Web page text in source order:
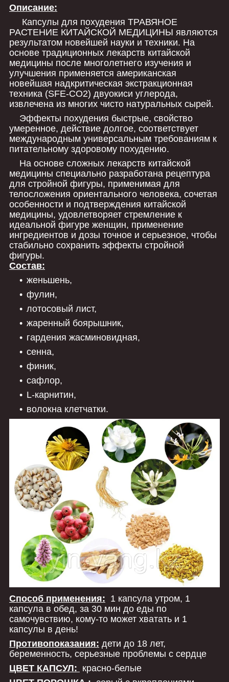
Описание:
Капсулы для похудения ТРАВЯНОЕ
РАСТЕНИЕ КИТАЙСКОЙ МЕДИЦИНЫ являются
результатом новейшей науки и техники. На
основе традиционных лекарств китайской
медицины после многолетнего изучения и
улучшения применяется американская
новейшая надкритическая экстракционная
техника (SFE-CO2) двуокиси углерода,
извлечена из многих чисто натуральных сырей.
Эффекты похудения быстрые, свойство
умеренное, действие долгое, соответствует
международным универсальным требованиям к
питательному здоровому похудению.
На основе сложных лекарств китайской
медицины специально разработана рецептура
для стройной фигуры, применимая для
телосложения ориентального человека, сочетая
особенности и подтверждения китайской
медицины, удовлетворяет стремление к
идеальной фигуре женщин, применение
ингредиентов и дозы точное и серьезное, чтобы
стабильно сохранить эффекты стройной
фигуры.
Состав:
женьшень,
фулин,
лотосовый лист,
жаренный боярышник,
гардения жасминовидная,
сенна,
финик,
сафлор,
L-карнитин,
волокна клетчатки.
Способ применения: 1 капсула утром, 1
капсула в обед, за 30 мин до еды по
самочувствию, кому-то может хватать и 1
капсулы в день!
Противопоказания: дети до 18 лет,
беременность, серьезные проблемы с сердце
ЦВЕТ КАПСУЛ: красно-белые